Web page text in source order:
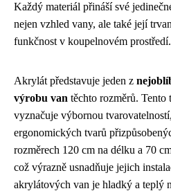
Každý materiál přináší své
nejen vzhled vany, ale také její
funkčnost v koupelnovém prostředí.
Akrylát představuje jeden z
výrobu van těchto rozměrů. Tento
vyznačuje výbornou
ergonomických tvarů
rozměrech 120 cm na délku a 70
což výrazně usnadňuje jejich
akrylátových van je hladký a teplý